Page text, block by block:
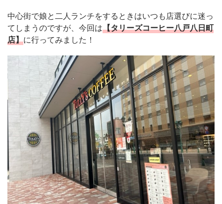
中心街で娘と二人ランチをするときはいつも店選びに迷っ
てしまうのですが、今回は【タリーズコーヒー八戸八日町
店】に行ってみました！